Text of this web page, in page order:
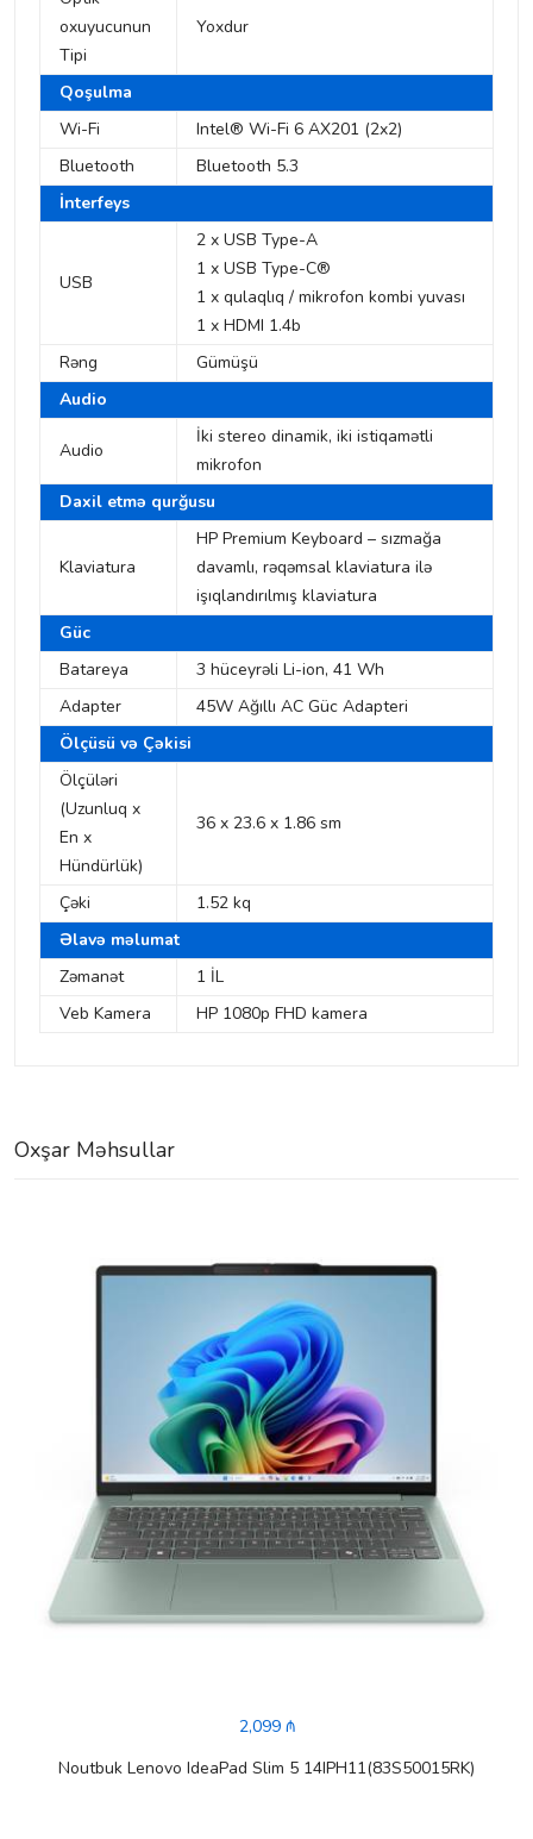
oxuyucunun
Tipi
Yoxdur
Qoşulma
Wi-Fi
Intel® Wi-Fi 6 AX201 (2x2)
Bluetooth
Bluetooth 5.3
İnterfeys
USB
2 x USB Type-A
1 x ​​USB Type-C®
1 x qulaqlıq / mikrofon kombi yuvası
1 x HDMI 1.4b
Rəng
Gümüşü
Audio
Audio
İki stereo dinamik, iki istiqamətli
mikrofon
Daxil etmə qurğusu
Klaviatura
HP Premium Keyboard – sızmağa
davamlı, rəqəmsal klaviatura ilə
işıqlandırılmış klaviatura
Güc
Batareya
3 hüceyrəli Li-ion, 41 Wh
Adapter
45W Ağıllı AC Güc Adapteri
Ölçüsü və Çəkisi
Ölçüləri
(Uzunluq x
En x
Hündürlük)
36 x 23.6 x 1.86 sm
Çəki
1.52 kq
Əlavə məlumat
Zəmanət
1 İL
Veb Kamera
HP 1080p FHD kamera
Oxşar Məhsullar
2,099 ₼
Noutbuk Lenovo IdeaPad Slim 5 14IPH11(83S50015RK)